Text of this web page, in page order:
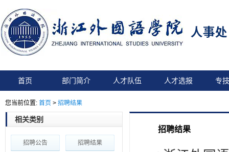
首页 部门简介 人才队伍 人才选报 专
您当前位置: 首页 > 招聘结果
招聘结果
相关类别
招聘公告 招聘结果